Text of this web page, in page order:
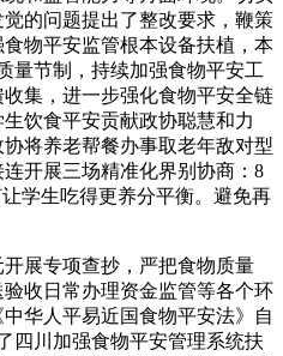
的问题提出了整改要求，鞭策
物平安监管根本设备扶植，本
量节制，持续加强食物平安工
集，进一步强化食物平安全链
饮食平安贡献政协聪慧和力
将养老帮餐办事取老年敌对型
开展三场精准化界别协商：8
学生吃得更养分平衡。避免再
展专项查抄，严把食物质量
收日常办理资金监管等各个环
华人平易近国食物平安法》自
四川加强食物平安管理系统扶